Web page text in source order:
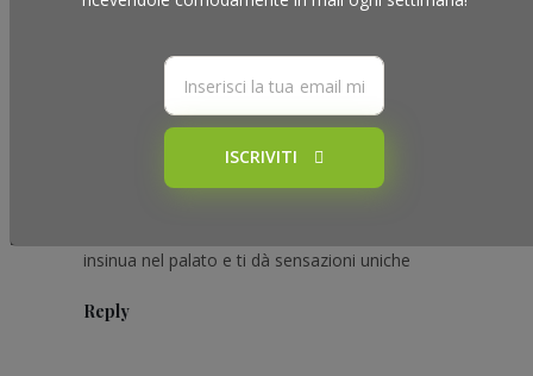
ISCRIVITI
Max Costantino
Posted on: 7 Giugno 2020
������ il confit lo adoro la caramellizzazione del
insinua nel palato e ti dà sensazioni uniche
Reply